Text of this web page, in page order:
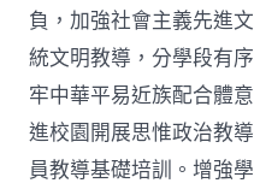
負，加強社會主義先進
統文明教導，分學段有
牢中華平易近族配合體
進校園開展思惟政治教
員教導基礎培訓。增強